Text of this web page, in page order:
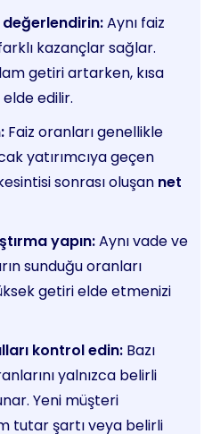
Aynı faiz
kazançlar sağlar.
getiri artarken, kısa
edilir.
Faiz oranları genellikle
yatırımcıya geçen
sonrası oluşan net
yapın:Aynı vade ve
sunduğu oranları
getiri elde etmenizi
kontrol edin: Bazı
yalnızca belirli
Yeni müşteri
tutar şartı veya belirli